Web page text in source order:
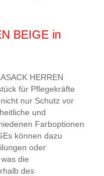
BEIGE in
HERREN
für Pflegekräfte
nur Schutz vor
und
Farboptionen
können dazu
oder
die
des